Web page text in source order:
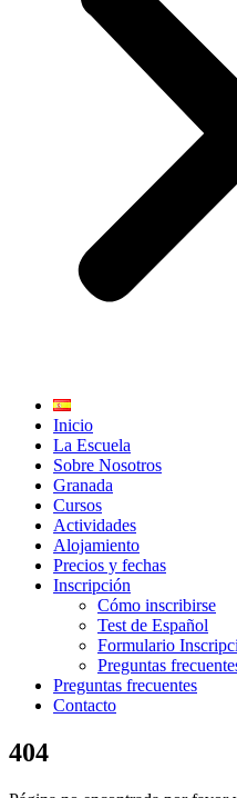
Inicio
La Escuela
Sobre Nosotros
Granada
Cursos
Actividades
Alojamiento
Precios y fechas
Inscripción
Cómo inscribirse
Test de Español
Formulario
Preguntas
Preguntas frecuentes
Contacto
404